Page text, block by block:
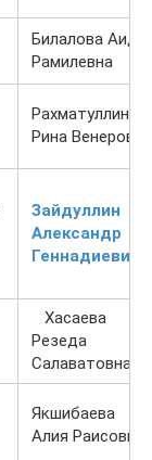
Билалова Аида
Рамилевна
Рахматуллина
Рина Венеровна
Зайдуллин
Александр
Геннадиевич
Хасаева
Резеда
Салаватовна
Якшибаева
Алия Раисовна